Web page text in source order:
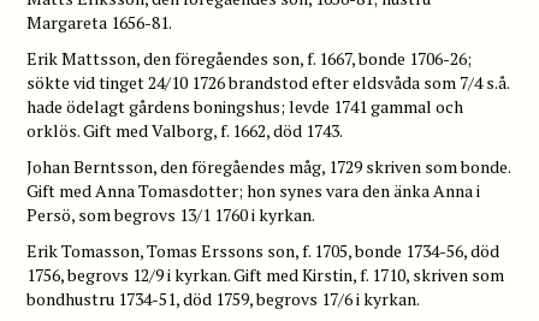
Margareta 1656-81.
Erik Mattsson, den föregåendes son, f. 1667, bonde 1706-26;
sökte vid tinget 24/10 1726 brandstod efter eldsvåda som 7/4 s.å.
hade ödelagt gårdens boningshus; levde 1741 gammal och
orklös. Gift med Valborg, f. 1662, död 1743.
Johan Berntsson, den föregåendes måg, 1729 skriven som bonde.
Gift med Anna Tomasdotter; hon synes vara den änka Anna i
Persö, som begrovs 13/1 1760 i kyrkan.
Erik Tomasson, Tomas Erssons son, f. 1705, bonde 1734-56, död
1756, begrovs 12/9 i kyrkan. Gift med Kirstin, f. 1710, skriven som
bondhustru 1734-51, död 1759, begrovs 17/6 i kyrkan.